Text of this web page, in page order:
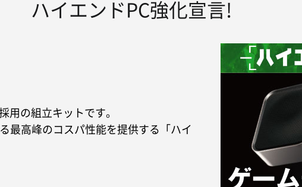
ハイエンドPC強化宣言!
用の組立キットです。
最高峰のコスパ性能を提供する「ハイ